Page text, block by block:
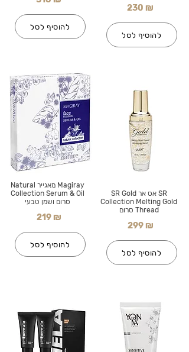
להוסיף לסל
Magiray מאגייר Natural
Collection Serum & Oil
סרום ושמן טבעי
219 ₪
להוסיף לסל
230 ₪
להוסיף לסל
SR אס אר SR Gold
Collection Melting Gold
Thread סרום
299 ₪
להוסיף לסל